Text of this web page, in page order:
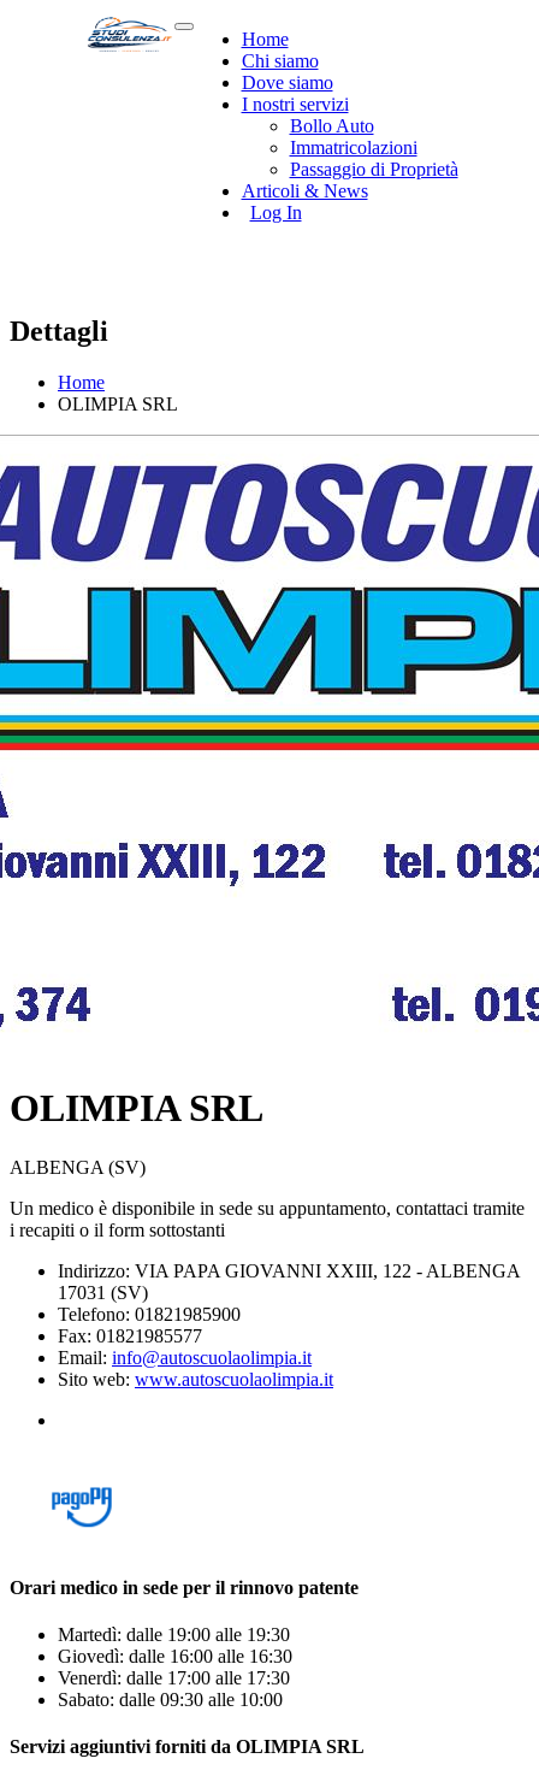
Home
Chi siamo
Dove siamo
I nostri servizi
Bollo Auto
Immatricolazioni
Passaggio di Proprietà
Articoli & News
Log In
Dettagli
Home
OLIMPIA SRL
OLIMPIA SRL
ALBENGA (SV)
Un medico è disponibile in sede su appuntamento, contattaci tramite
i recapiti o il form sottostanti
Indirizzo: VIA PAPA GIOVANNI XXIII, 122 - ALBENGA
17031 (SV)
Telefono: 01821985900
Fax: 01821985577
Email: info@autoscuolaolimpia.it
Sito web: www.autoscuolaolimpia.it
Orari medico in sede per il rinnovo patente
Martedì: dalle 19:00 alle 19:30
Giovedì: dalle 16:00 alle 16:30
Venerdì: dalle 17:00 alle 17:30
Sabato: dalle 09:30 alle 10:00
Servizi aggiuntivi forniti da OLIMPIA SRL